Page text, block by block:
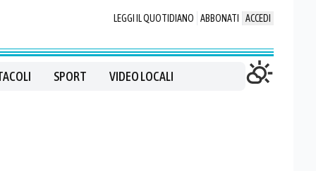
LEGGI IL QUOTIDIANO ABBONATI ACCEDI
SPORT VIDEO LOCALI